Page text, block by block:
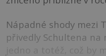
Nápadné shody mezi
přivedly Schultena na
jedno a totéž, což by